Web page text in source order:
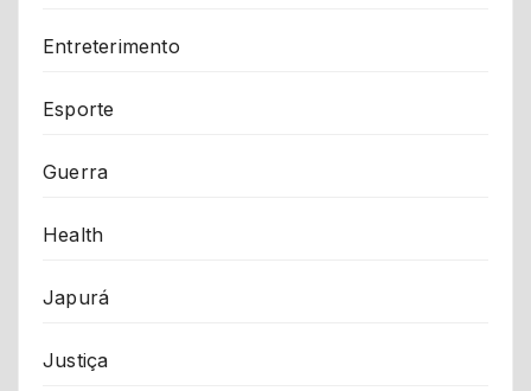
Entreterimento
Esporte
Guerra
Health
Japurá
Justiça